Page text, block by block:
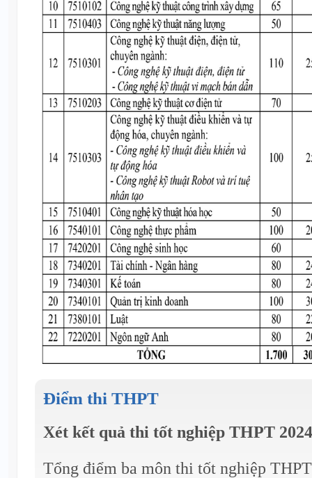
Điểm thi THPT
Xét kết quả thi tốt nghiệp THPT 2024
Tổng điểm ba môn thi tốt nghiệp